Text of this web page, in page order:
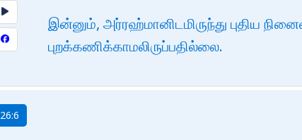
இன்னும், அர்ரஹ்மானிடமிருந்து புதிய
புறக்கணிக்காமலிருப்பதில்லை.
26:6